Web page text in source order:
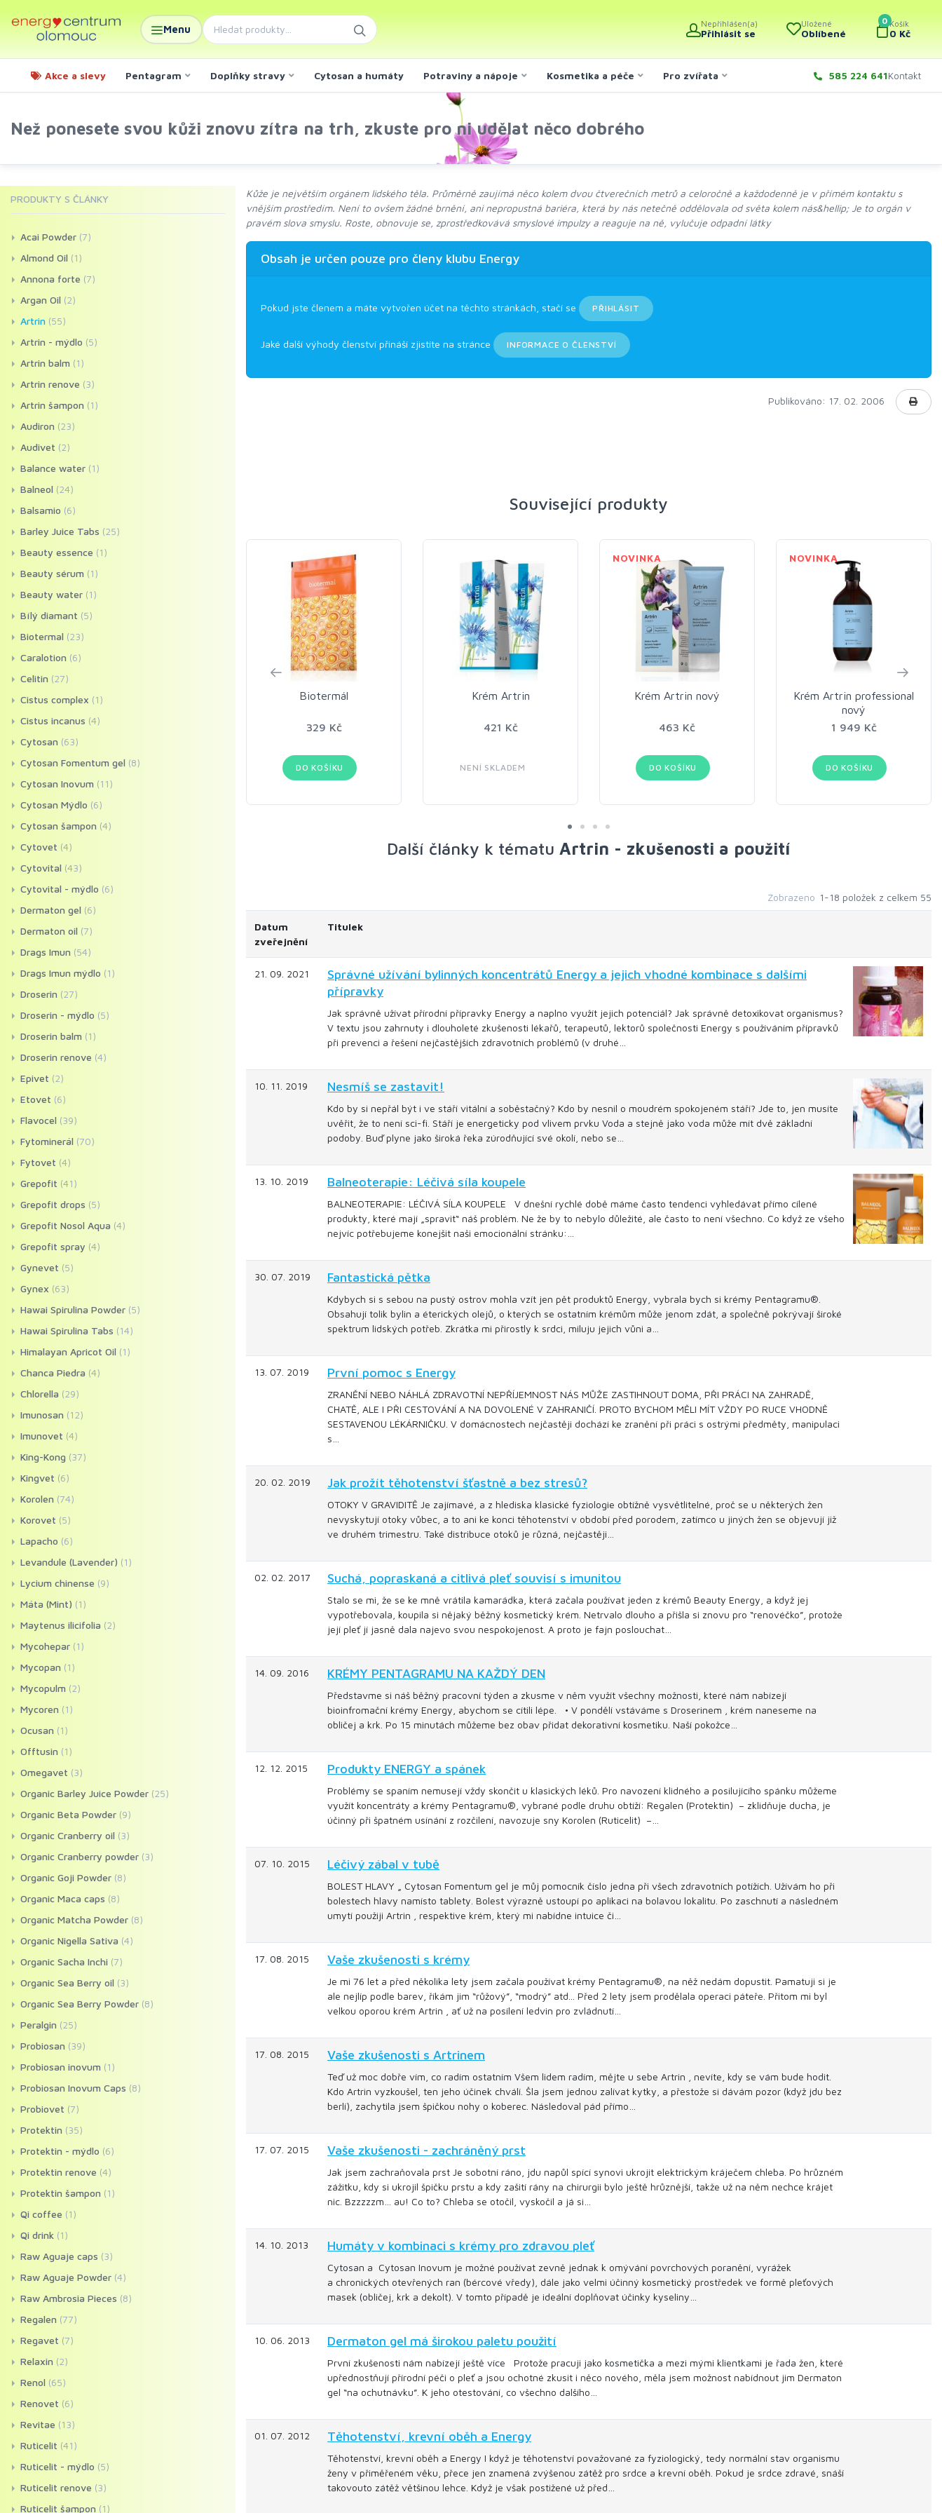
Menu Nepřihlášen(a)
Přihlásit se
Uložené
Oblíbené
0 Košík
0 Kč
Akce a slevy Pentagram Doplňky stravy Cytosan a humáty Potraviny a nápoje Kosmetika a péče Pro zvířata 585 224 641Kontakt
Než ponesete svou kůži znovu zítra na trh, zkuste pro ni udělat něco dobrého
Kůže je největším orgánem lidského těla. Průměrně zaujímá něco kolem dvou čtverečních metrů a celoročně a každodenně je v přímém kontaktu s
vnějším prostředím. Není to ovšem žádné brnění, ani nepropustná bariéra, která by nás netečně oddělovala od světa kolem nás&hellip; Je to orgán v
pravém slova smyslu. Roste, obnovuje se, zprostředkovává smyslové impulzy a reaguje na ně, vylučuje odpadní látky
Obsah je určen pouze pro členy klubu Energy
Pokud jste členem a máte vytvořen účet na těchto stránkách, stačí se PŘIHLÁSIT
Jaké další výhody členství přináší zjistíte na stránce INFORMACE O ČLENSTVÍ
Publikováno: 17. 02. 2006
Související produkty
Biotermál
329 Kč
DO KOŠÍKU
Krém Artrin
421 Kč
NENÍ SKLADEM
NOVINKA
Krém Artrin nový
463 Kč
DO KOŠÍKU
NOVINKA
Krém Artrin professional
nový
1 949 Kč
DO KOŠÍKU
Další články k tématu Artrin - zkušenosti a použití
Zobrazeno 1-18 položek z celkem 55
Datum
zveřejnění
Titulek
21. 09. 2021
Správné užívání bylinných koncentrátů Energy a jejich vhodné kombinace s dalšími
přípravky
Jak správně užívat přírodní přípravky Energy a naplno využít jejich potenciál? Jak správně detoxikovat organismus?
V textu jsou zahrnuty i dlouholeté zkušenosti lékařů, terapeutů, lektorů společnosti Energy s používáním přípravků
při prevenci a řešení nejčastějších zdravotních problémů (v druhé…
10. 11. 2019 Nesmíš se zastavit!
Kdo by si nepřál být i ve stáří vitální a soběstačný? Kdo by nesnil o moudrém spokojeném stáří? Jde to, jen musíte
uvěřit, že to není sci-fi. Stáří je energeticky pod vlivem prvku Voda a stejně jako voda může mít dvě základní
podoby. Buď plyne jako široká řeka zúrodňující své okolí, nebo se…
13. 10. 2019 Balneoterapie: Léčivá síla koupele
BALNEOTERAPIE: LÉČIVÁ SÍLA KOUPELE V dnešní rychlé době máme často tendenci vyhledávat přímo cílené
produkty, které mají „spravit“ náš problém. Ne že by to nebylo důležité, ale často to není všechno. Co když ze všeho
nejvíc potřebujeme konejšit naši emocionální stránku:…
30. 07. 2019 Fantastická pětka
Kdybych si s sebou na pustý ostrov mohla vzít jen pět produktů Energy, vybrala bych si krémy Pentagramu®.
Obsahují tolik bylin a éterických olejů, o kterých se ostatním krémům může jenom zdát, a společně pokrývají široké
spektrum lidských potřeb. Zkrátka mi přirostly k srdci, miluju jejich vůni a…
13. 07. 2019 První pomoc s Energy
ZRANĚNÍ NEBO NÁHLÁ ZDRAVOTNÍ NEPŘÍJEMNOST NÁS MŮŽE ZASTIHNOUT DOMA, PŘI PRÁCI NA ZAHRADĚ,
CHATĚ, ALE I PŘI CESTOVÁNÍ A NA DOVOLENÉ V ZAHRANIČÍ. PROTO BYCHOM MĚLI MÍT VŽDY PO RUCE VHODNĚ
SESTAVENOU LÉKÁRNIČKU. V domácnostech nejčastěji dochází ke zranění při práci s ostrými předměty, manipulaci
s…
20. 02. 2019 Jak prožít těhotenství šťastně a bez stresů?
OTOKY V GRAVIDITĚ Je zajímavé, a z hlediska klasické fyziologie obtížně vysvětlitelné, proč se u některých žen
nevyskytují otoky vůbec, a to ani ke konci těhotenství v období před porodem, zatímco u jiných žen se objevují již
ve druhém trimestru. Také distribuce otoků je různá, nejčastěji…
02. 02. 2017 Suchá, popraskaná a citlivá pleť souvisí s imunitou
Stalo se mi, že se ke mně vrátila kamarádka, která začala používat jeden z krémů Beauty Energy, a když jej
vypotřebovala, koupila si nějaký běžný kosmetický krém. Netrvalo dlouho a přišla si znovu pro “renovéčko”, protože
její pleť jí jasně dala najevo svou nespokojenost. A proto je fajn poslouchat…
14. 09. 2016 KRÉMY PENTAGRAMU NA KAŽDÝ DEN
Představme si náš běžný pracovní týden a zkusme v něm využít všechny možnosti, které nám nabízejí
bioinfromační krémy Energy, abychom se cítili lépe. • V pondělí vstáváme s Droserinem , krém naneseme na
obličej a krk. Po 15 minutách můžeme bez obav přidat dekorativní kosmetiku. Naší pokožce…
12. 12. 2015 Produkty ENERGY a spánek
Problémy se spaním nemusejí vždy skončit u klasických léků. Pro navození klidného a posilujícího spánku můžeme
využít koncentráty a krémy Pentagramu®, vybrané podle druhu obtíží: Regalen (Protektin) – zklidňuje ducha, je
účinný při špatném usínání z rozčilení, navozuje sny Korolen (Ruticelit) –…
07. 10. 2015 Léčivý zábal v tubě
BOLEST HLAVY „ Cytosan Fomentum gel je můj pomocník číslo jedna při všech zdravotních potížích. Užívám ho při
bolestech hlavy namísto tablety. Bolest výrazně ustoupí po aplikaci na bolavou lokalitu. Po zaschnutí a následném
umytí použiji Artrin , respektive krém, který mi nabídne intuice či…
17. 08. 2015 Vaše zkušenosti s krémy
Je mi 76 let a před několika lety jsem začala používat krémy Pentagramu®, na něž nedám dopustit. Pamatuji si je
ale nejlíp podle barev, říkám jim “růžový”, “modrý” atd... Před 2 lety jsem prodělala operaci páteře. Přitom mi byl
velkou oporou krém Artrin , ať už na posílení ledvin pro zvládnutí…
17. 08. 2015 Vaše zkušenosti s Artrinem
Teď už moc dobře vím, co radím ostatním Všem lidem radím, mějte u sebe Artrin , nevíte, kdy se vám bude hodit.
Kdo Artrin vyzkoušel, ten jeho účinek chválí. Šla jsem jednou zalívat kytky, a přestože si dávám pozor (když jdu bez
berlí), zachytila jsem špičkou nohy o koberec. Následoval pád přímo…
17. 07. 2015 Vaše zkušenosti - zachráněný prst
Jak jsem zachraňovala prst Je sobotní ráno, jdu napůl spící synovi ukrojit elektrickým kráječem chleba. Po hrůzném
zážitku, kdy si ukrojil špičku prstu a kdy zašití rány na chirurgii bylo ještě hrůznější, takže už na něm nechce krájet
nic. Bzzzzzm… au! Co to? Chleba se otočil, vyskočil a já si…
14. 10. 2013 Humáty v kombinaci s krémy pro zdravou pleť
Cytosan a Cytosan Inovum je možné používat zevně jednak k omývání povrchových poranění, vyrážek
a chronických otevřených ran (bércové vředy), dále jako velmi účinný kosmetický prostředek ve formě pleťových
masek (obličej, krk a dekolt). V tomto případě je ideální doplňovat účinky kyseliny…
10. 06. 2013 Dermaton gel má širokou paletu použití
První zkušenosti nám nabízejí ještě více Protože pracuji jako kosmetička a mezi mými klientkami je řada žen, které
upřednostňují přírodní péči o pleť a jsou ochotné zkusit i něco nového, měla jsem možnost nabídnout jim Dermaton
gel “na ochutnávku”. K jeho otestování, co všechno dalšího…
01. 07. 2012 Těhotenství, krevní oběh a Energy
Těhotenství, krevní oběh a Energy I když je těhotenství považované za fyziologický, tedy normální stav organismu
ženy v přiměřeném věku, přece jen znamená zvýšenou zátěž pro srdce a krevní oběh. Pokud je srdce zdravé, snáší
takovouto zátěž většinou lehce. Když je však postižené už před…
PRODUKTY S ČLÁNKY
Acai Powder (7)
Almond Oil (1)
Annona forte (7)
Argan Oil (2)
Artrin (55)
Artrin - mýdlo (5)
Artrin balm (1)
Artrin renove (3)
Artrin šampon (1)
Audiron (23)
Audivet (2)
Balance water (1)
Balneol (24)
Balsamio (6)
Barley Juice Tabs (25)
Beauty essence (1)
Beauty sérum (1)
Beauty water (1)
Bílý diamant (5)
Biotermal (23)
Caralotion (6)
Celitin (27)
Cistus complex (1)
Cistus incanus (4)
Cytosan (63)
Cytosan Fomentum gel (8)
Cytosan Inovum (11)
Cytosan Mýdlo (6)
Cytosan šampon (4)
Cytovet (4)
Cytovital (43)
Cytovital - mýdlo (6)
Dermaton gel (6)
Dermaton oil (7)
Drags Imun (54)
Drags Imun mýdlo (1)
Droserin (27)
Droserin - mýdlo (5)
Droserin balm (1)
Droserin renove (4)
Epivet (2)
Etovet (6)
Flavocel (39)
Fytominerál (70)
Fytovet (4)
Grepofit (41)
Grepofit drops (5)
Grepofit Nosol Aqua (4)
Grepofit spray (4)
Gynevet (5)
Gynex (63)
Hawai Spirulina Powder (5)
Hawai Spirulina Tabs (14)
Himalayan Apricot Oil (1)
Chanca Piedra (4)
Chlorella (29)
Imunosan (12)
Imunovet (4)
King-Kong (37)
Kingvet (6)
Korolen (74)
Korovet (5)
Lapacho (6)
Levandule (Lavender) (1)
Lycium chinense (9)
Máta (Mint) (1)
Maytenus ilicifolia (2)
Mycohepar (1)
Mycopan (1)
Mycopulm (2)
Mycoren (1)
Ocusan (1)
Offtusin (1)
Omegavet (3)
Organic Barley Juice Powder (25)
Organic Beta Powder (9)
Organic Cranberry oil (3)
Organic Cranberry powder (3)
Organic Goji Powder (8)
Organic Maca caps (8)
Organic Matcha Powder (8)
Organic Nigella Sativa (4)
Organic Sacha Inchi (7)
Organic Sea Berry oil (3)
Organic Sea Berry Powder (8)
Peralgin (25)
Probiosan (39)
Probiosan inovum (1)
Probiosan Inovum Caps (8)
Probiovet (7)
Protektin (35)
Protektin - mýdlo (6)
Protektin renove (4)
Protektin šampon (1)
Qi coffee (1)
Qi drink (1)
Raw Aguaje caps (3)
Raw Aguaje Powder (4)
Raw Ambrosia Pieces (8)
Regalen (77)
Regavet (7)
Relaxin (2)
Renol (65)
Renovet (6)
Revitae (13)
Ruticelit (41)
Ruticelit - mýdlo (5)
Ruticelit renove (3)
Ruticelit šampon (1)